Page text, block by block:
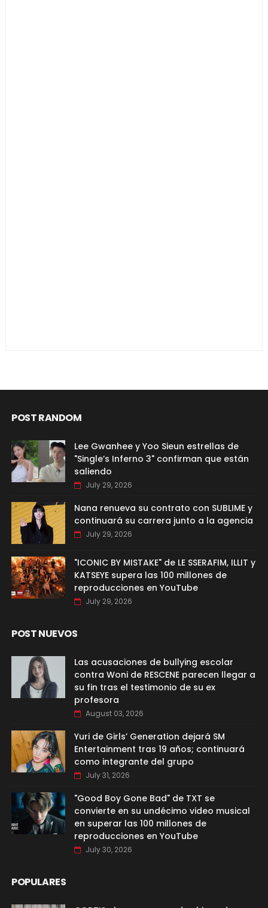
POST RANDOM
Lee Gwanhee y Yoo Sieun estrellas de
"Single’s Inferno 3" confirman que están
saliendo
July 29, 2026
Nana renueva su contrato con SUBLIME y
continuará su carrera junto a la agencia
July 29, 2026
"ICONIC BY MISTAKE" de LE SSERAFIM, ILLIT y
KATSEYE supera las 100 millones de
reproducciones en YouTube
July 29, 2026
POST NUEVOS
Las acusaciones de bullying escolar
contra Woni de RESCENE parecen llegar a
su fin tras el testimonio de su ex
profesora
August 03, 2026
Yuri de Girls’ Generation dejará SM
Entertainment tras 19 años; continuará
como integrante del grupo
July 31, 2026
"Good Boy Gone Bad" de TXT se
convierte en su undécimo video musical
en superar las 100 millones de
reproducciones en YouTube
July 30, 2026
POPULARES